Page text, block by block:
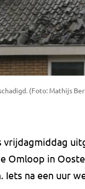
(Foto: Mathijs
vrijdagmiddag
Omloop in
Iets na een uur